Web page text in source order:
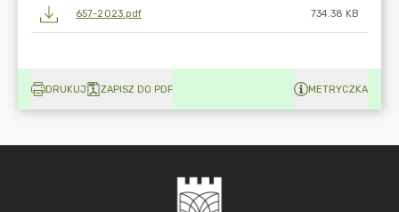
657-2023.pdf 734.38 KB
DRUKUJ ZAPISZ DO PDF METRYCZKA